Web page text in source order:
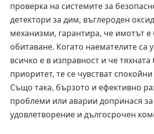
проверка на системите за
детектори за дим, въглероден
механизми, гарантира, че имотът е
обитаване. Когато наемателите са
всичко е в изправност и че тяхната
приоритет, те се чувстват
Също така, бързото и ефективно
проблеми или аварии допринася за
удовлетворение и дългосрочен